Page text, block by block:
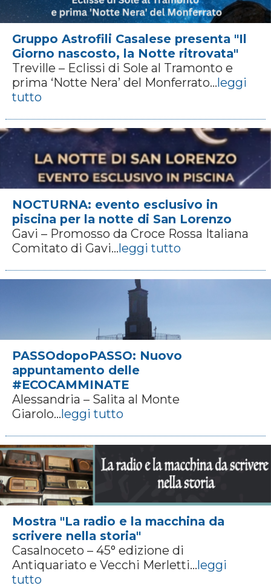
Gruppo Astrofili Casalese presenta "Il
Giorno nascosto, la Notte ritrovata"
Treville – Eclissi di Sole al Tramonto e
prima ‘Notte Nera’ del Monferrato...leggi
tutto
NOCTURNA: evento esclusivo in
piscina per la notte di San Lorenzo
Gavi – Promosso da Croce Rossa Italiana
Comitato di Gavi...leggi tutto
PASSOdopoPASSO: Nuovo
appuntamento delle
#ECOCAMMINATE
Alessandria – Salita al Monte
Giarolo...leggi tutto
Mostra "La radio e la macchina da
scrivere nella storia"
Casalnoceto – 45° edizione di
Antiquariato e Vecchi Merletti...leggi
tutto